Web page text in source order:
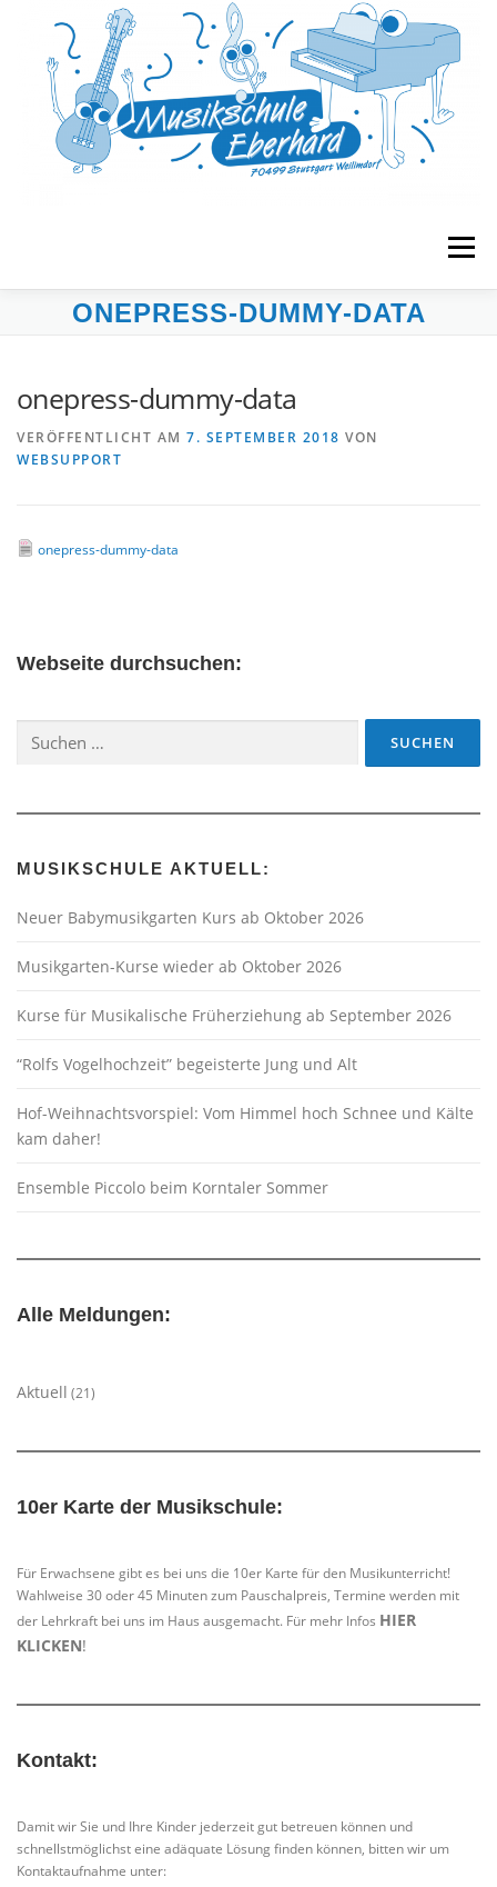
springen
Menü
UNTERRICHT BANDS & ENSEMBLES
ONEPRESS-DUMMY-DATA
onepress-dummy-data
VERÖFFENTLICHT AM 7. SEPTEMBER 2018 VON
WEBSUPPORT
onepress-dummy-data
Webseite durchsuchen:
nach:
MUSIKSCHULE AKTUELL:
Neuer Babymusikgarten Kurs ab Oktober 2026
Musikgarten-Kurse wieder ab Oktober 2026
Kurse für Musikalische Früherziehung ab September 2026
“Rolfs Vogelhochzeit” begeisterte Jung und Alt
Hof-Weihnachtsvorspiel: Vom Himmel hoch Schnee und Kälte
kam daher!
Ensemble Piccolo beim Korntaler Sommer
Alle Meldungen:
Aktuell (21)
10er Karte der Musikschule:
Für Erwachsene gibt es bei uns die 10er Karte für den Musikunterricht!
Wahlweise 30 oder 45 Minuten zum Pauschalpreis, Termine werden mit
der Lehrkraft bei uns im Haus ausgemacht. Für mehr Infos HIER
KLICKEN!
Kontakt:
Damit wir Sie und Ihre Kinder jederzeit gut betreuen können und
schnellstmöglichst eine adäquate Lösung finden können, bitten wir um
Kontaktaufnahme unter: